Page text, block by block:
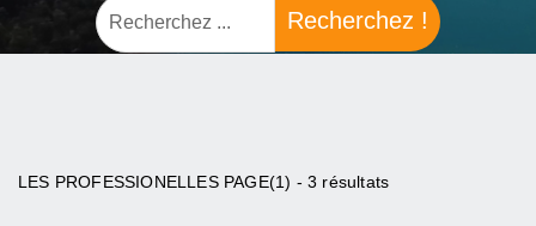
Recherchez !
LES PROFESSIONELLES PAGE(1) - 3 résultats